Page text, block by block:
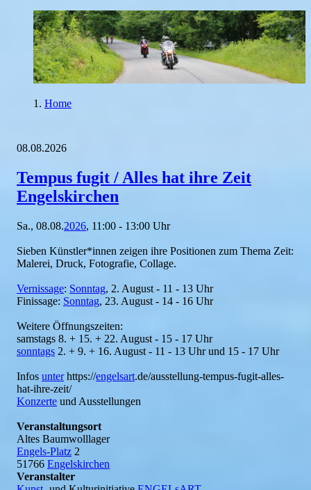
Home
08.08.2026
Tempus fugit / Alles hat ihre Zeit
Engelskirchen
Sa., 08.08.2026, 11:00 - 13:00 Uhr
Sieben Künstler*innen zeigen ihre Positionen zum Thema Zeit:
Malerei, Druck, Fotografie, Collage.
Vernissage: Sonntag, 2. August - 11 - 13 Uhr
Finissage: Sonntag, 23. August - 14 - 16 Uhr
Weitere Öffnungszeiten:
samstags 8. + 15. + 22. August - 15 - 17 Uhr
sonntags 2. + 9. + 16. August - 11 - 13 Uhr und 15 - 17 Uhr
Infos unterhttps://engelsart.de/ausstellung-tempus-fugit-alles-
hat-ihre-zeit/
Konzerte und Ausstellungen
Veranstaltungsort
Altes Baumwolllager
Engels-Platz 2
51766 Engelskirchen
Veranstalter